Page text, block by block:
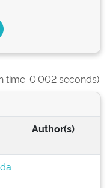
time: 0.002 seconds).
Author(s)